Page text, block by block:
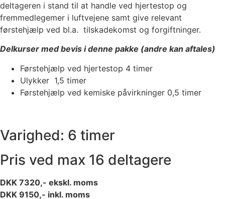
deltageren i stand til at handle ved hjertestop og
fremmedlegemer i luftvejene samt give relevant
førstehjælp ved bl.a. tilskadekomst og forgiftninger.
Delkurser med bevis i denne pakke (andre kan aftales)
Førstehjælp ved hjertestop 4 timer
Ulykker 1,5 timer
Førstehjælp ved kemiske påvirkninger 0,5 timer
Varighed: 6 timer
Pris ved max 16 deltagere
DKK 7320,- ekskl. moms
DKK 9150,- inkl. moms